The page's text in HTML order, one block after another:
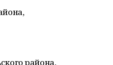
района,